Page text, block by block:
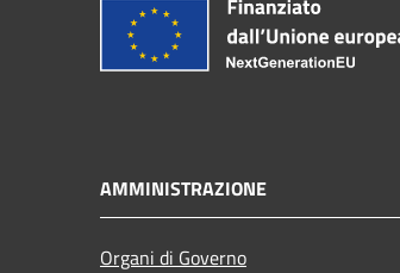
AMMINISTRAZIONE
Organi di Governo